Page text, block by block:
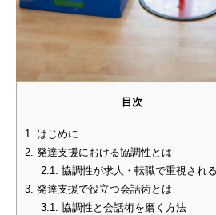
目次
1. はじめに
2. 発達支援における協調性とは
2.1. 協調性が求人・転職で重視され
3. 発達支援で役立つ会話術とは
3.1. 協調性と会話術を磨く方法